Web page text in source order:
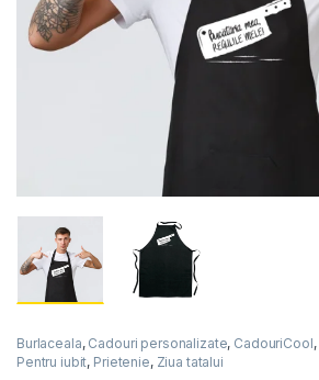
Burlaceala, Cadouri personalizate, CadouriCool,
Pentru iubit, Prietenie, Ziua tatalui